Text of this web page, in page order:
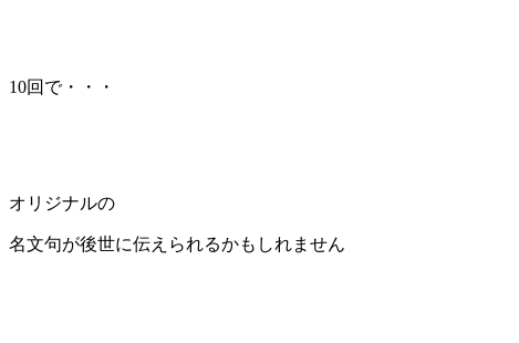
10回で・・・
オリジナルの
名文句が後世に伝えられるかもしれません